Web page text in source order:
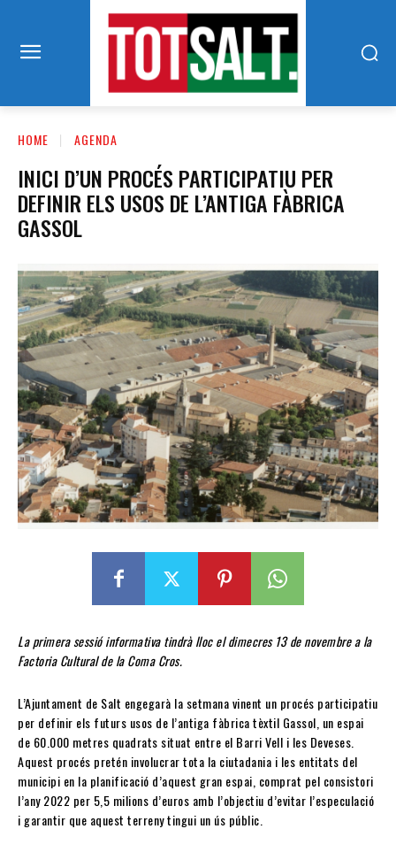
HOME AGENDA
INICI D’UN PROCÉS PARTICIPATIU PER
DEFINIR ELS USOS DE L’ANTIGA FÀBRICA
GASSOL
La primera sessió informativa tindrà lloc el dimecres 13 de novembre a la
Factoria Cultural de la Coma Cros.
L’Ajuntament de Salt engegarà la setmana vinent un procés participatiu
per definir els futurs usos de l’antiga fàbrica tèxtil Gassol, un espai
de 60.000 metres quadrats situat entre el Barri Vell i les Deveses.
Aquest procés pretén involucrar tota la ciutadania i les entitats del
municipi en la planificació d’aquest gran espai, comprat pel consistori
l’any 2022 per 5,5 milions d’euros amb l’objectiu d’evitar l’especulació
i garantir que aquest terreny tingui un ús públic.